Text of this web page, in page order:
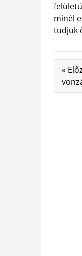
minél
tudjuk
«